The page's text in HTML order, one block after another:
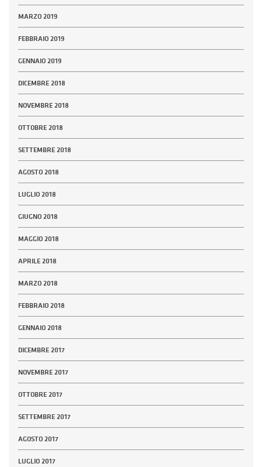
MARZO 2019
FEBBRAIO 2019
GENNAIO 2019
DICEMBRE 2018
NOVEMBRE 2018
OTTOBRE 2018
SETTEMBRE 2018
AGOSTO 2018
LUGLIO 2018
GIUGNO 2018
MAGGIO 2018
APRILE 2018
MARZO 2018
FEBBRAIO 2018
GENNAIO 2018
DICEMBRE 2017
NOVEMBRE 2017
OTTOBRE 2017
SETTEMBRE 2017
AGOSTO 2017
LUGLIO 2017